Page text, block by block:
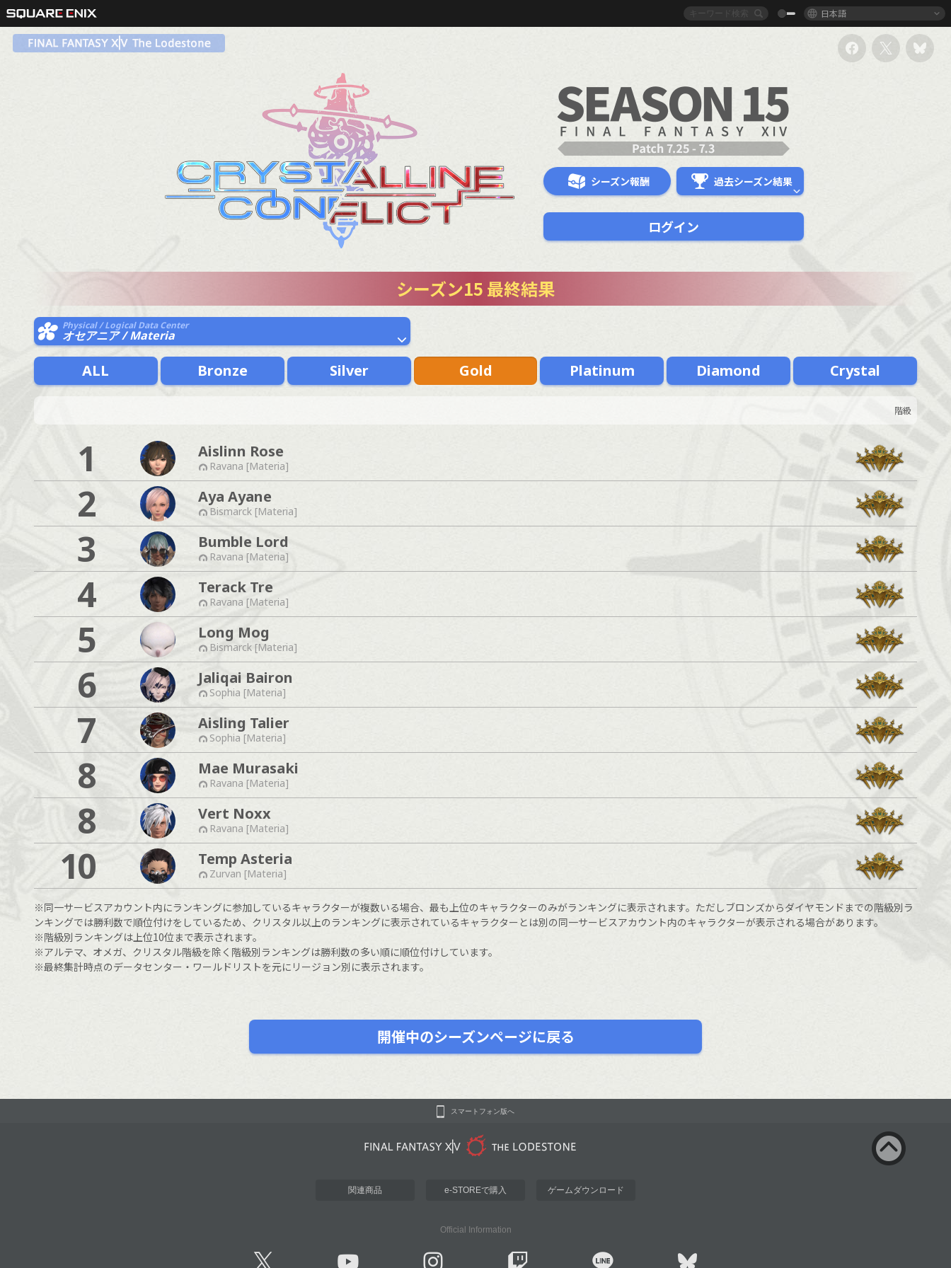
日本語
シーズン報酬 過去シーズン結果
ログイン
シーズン15 最終結果
Physical / Logical Data Center
オセアニア / Materia
ALL Bronze Silver Gold Platinum Diamond Crystal
階級
1 Aislinn Rose
Ravana [Materia]
2 Aya Ayane
Bismarck [Materia]
3 Bumble Lord
Ravana [Materia]
4 Terack Tre
Ravana [Materia]
5 Long Mog
Bismarck [Materia]
6 Jaliqai Bairon
Sophia [Materia]
7 Aisling Talier
Sophia [Materia]
8 Mae Murasaki
Ravana [Materia]
8 Vert Noxx
Ravana [Materia]
10 Temp Asteria
Zurvan [Materia]
※同一サービスアカウント内にランキングに参加しているキャラクターが複数いる場合、最も上位のキャラクターのみがランキングに表示されます。ただしブロンズからダイヤモンドまでの階級別ラ
ンキングでは勝利数で順位付けをしているため、クリスタル以上のランキングに表示されているキャラクターとは別の同一サービスアカウント内のキャラクターが表示される場合があります。
※階級別ランキングは上位10位まで表示されます。
※アルテマ、オメガ、クリスタル階級を除く階級別ランキングは勝利数の多い順に順位付けしています。
※最終集計時点のデータセンター・ワールドリストを元にリージョン別に表示されます。
開催中のシーズンページに戻る
スマートフォン版へ
関連商品 e-STOREで購入 ゲームダウンロード
Official Information